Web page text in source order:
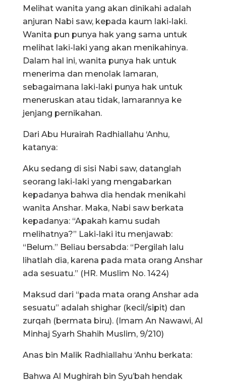
Melihat wanita yang akan dinikahi adalah
anjuran Nabi saw, kepada kaum laki-laki.
Wanita pun punya hak yang sama untuk
melihat laki-laki yang akan menikahinya.
Dalam hal ini, wanita punya hak untuk
menerima dan menolak lamaran,
sebagaimana laki-laki punya hak untuk
meneruskan atau tidak, lamarannya ke
jenjang pernikahan.
Dari Abu Hurairah Radhiallahu ‘Anhu,
katanya:
Aku sedang di sisi Nabi saw, datanglah
seorang laki-laki yang mengabarkan
kepadanya bahwa dia hendak menikahi
wanita Anshar. Maka, Nabi saw berkata
kepadanya: “Apakah kamu sudah
melihatnya?” Laki-laki itu menjawab:
“Belum.” Beliau bersabda: “Pergilah lalu
lihatlah dia, karena pada mata orang Anshar
ada sesuatu.” (HR. Muslim No. 1424)
Maksud dari “pada mata orang Anshar ada
sesuatu” adalah shighar (kecil/sipit) dan
zurqah (bermata biru). (Imam An Nawawi, Al
Minhaj Syarh Shahih Muslim, 9/210)
Anas bin Malik Radhiallahu ‘Anhu berkata:
Bahwa Al Mughirah bin Syu’bah hendak